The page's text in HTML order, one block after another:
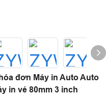
đơn Máy in Auto Auto
in vé 80mm 3 inch